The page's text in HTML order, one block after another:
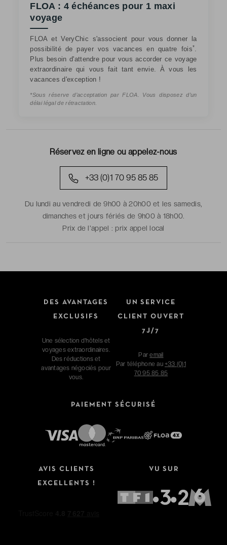
Réservez en ligne ou appelez-nous
+33 (0)1 70 95 85 85
Du lundi au vendredi de 9h00 à 20h00 et les samedis,
dimanches et jours fériés de 9h00 à 18h00.
Prix de l'appel :prix appel local
FLOA : 4 échéances pour 1 maxi
voyage
FLOA et VeryChic s'associent pour vous donner la
possibilité de payer vos vacances en quatre fois*
Plus besoin d'attendre pour vous accorder ce voyage
extraordinaire qui vous fait tant envie. À vous les
vacances d'exception !
*Sous réserve d’acceptation par FLOA. Vous disposez d’un
délai légal de rétractation.
DES AVANTAGES
EXCLUSIFS
Une sélection d'hôtels et
voyages extraordinaires.
Des réductions et
avantages négociés pour
vous.
UN SERVICE
CLIENT OUVERT
7J/7
Paremail
Par téléphone au +33 (0)1
70 95 85 85
PAIEMENT SÉCURISÉ
AVIS CLIENTS
EXCELLENTS !
VU SUR